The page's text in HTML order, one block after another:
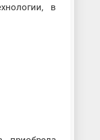
в